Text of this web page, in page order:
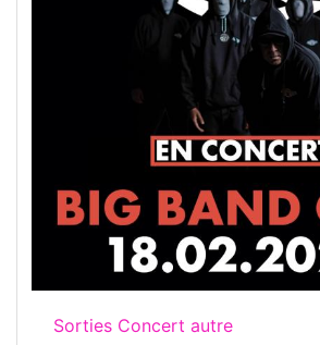
Sorties Concert autre